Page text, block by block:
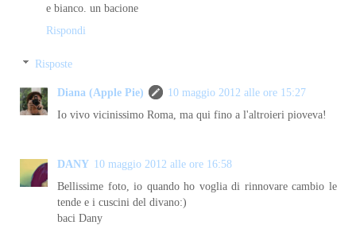
e bianco. un bacione
Rispondi
Risposte
Diana (Apple Pie)
10 maggio 2012 alle ore 15:27
Io vivo vicinissimo Roma, ma qui fino a l'altroieri pioveva!
DANY 10 maggio 2012 alle ore 16:58
Bellissime foto, io quando ho voglia di rinnovare cambio le
tende e i cuscini del divano:)
baci Dany